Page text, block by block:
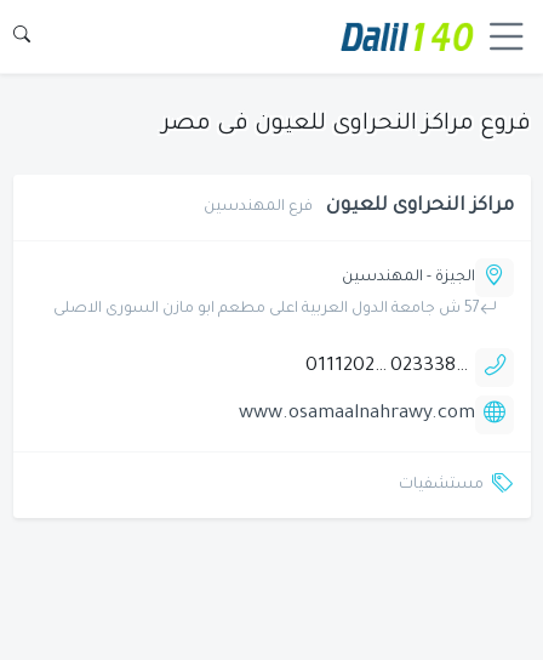
فروع مراكز النحراوى للعيون فى مصر
مراكز النحراوى للعيون فرع المهندسين
الجيزة - المهندسين
57 ش جامعة الدول العربية اعلى مطعم ابو مازن السورى الاصلى
0233383619
01112020220
www.osamaalnahrawy.com
مستشفيات